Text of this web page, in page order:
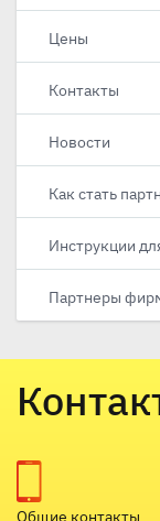
Цены
Контакты
Новости
Как стать
Инструкции
Партнеры
Общие контакты